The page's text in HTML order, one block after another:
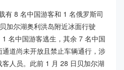
有 8 名中国游客和 1 名俄罗斯司
加尔湖奥利洪岛附近冰面行驶
名中国游客逃生，其余 7 名中国
道尚未开放且禁止车辆通行，涉
人员。此前 1 月 28 日贝加尔湖